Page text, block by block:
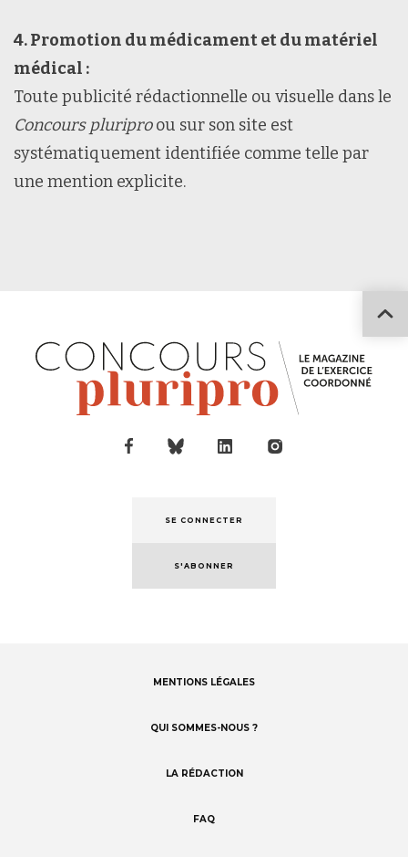
4. Promotion du médicament et du matériel
médical :
Toute publicité rédactionnelle ou visuelle dans le
Concours pluriproou sur son site est
systématiquement identifiée comme telle par
une mention explicite.
SE CONNECTER
S'ABONNER
MENTIONS LÉGALES
QUI SOMMES-NOUS ?
LA RÉDACTION
FAQ